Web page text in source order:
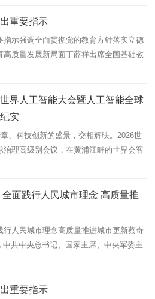
重要指示
指示强调全面贯彻党的教育方针落实立德
质量发展新局面丁薛祥出席全国基础教
22日电 中共中央总书记、国家主席、中
界人工智能大会暨人工智能全球
实
、科技创新的盛景，交相辉映。2026世
理高级别会议，在黄浦江畔的世界会客
型国家的远见与引领力，感慨于科技进
面践行人民城市理念 高质量推
行人民城市理念高质量推进城市更新蔡奇
共中央总书记、国家主席、中央军委主
高质量推进城市更新是城市现代化建设
重要指示